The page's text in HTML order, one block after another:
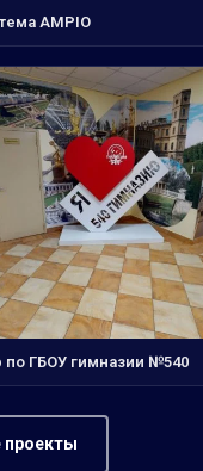
AMPIO
по ГБОУ гимназии №540
проекты